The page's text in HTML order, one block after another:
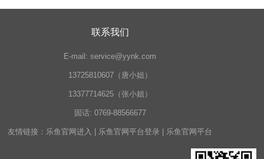
联系我们
E-mail:service@yynk.com
13725810607（唐小姐）
13377714625（张小姐）
固话: 0769-88566677
友情链接： 乐鱼官网进入 乐鱼官网平台登录 乐鱼官网平台